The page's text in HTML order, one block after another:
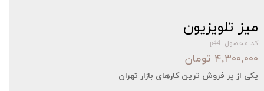
میز تلویزیون
کد محصول: p44
۴,۳۰۰,۰۰۰ تومان
یکی از پر فروش ترین کارهای بازار تهران‌‌